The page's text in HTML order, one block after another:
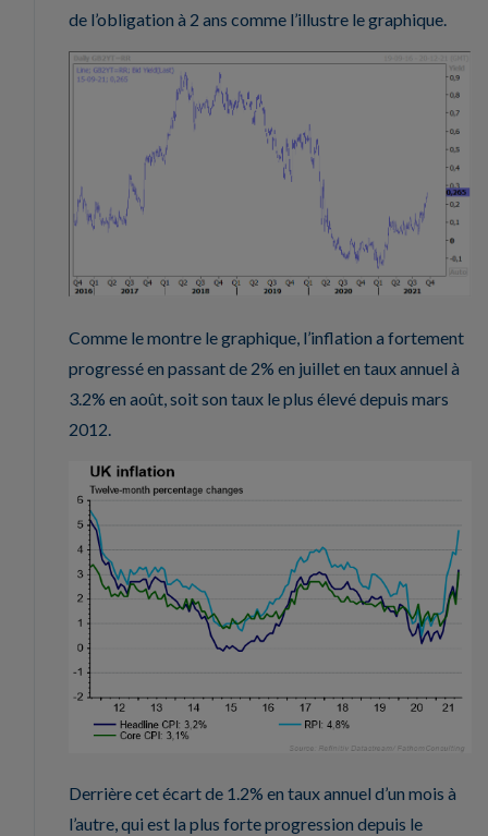
de l’obligation à 2 ans comme l’illustre le graphique.
Comme le montre le graphique, l’inflation a fortement
progressé en passant de 2% en juillet en taux annuel à
3.2% en août, soit son taux le plus élevé depuis mars
2012.
Derrière cet écart de 1.2% en taux annuel d’un mois à
l’autre, qui est la plus forte progression depuis le